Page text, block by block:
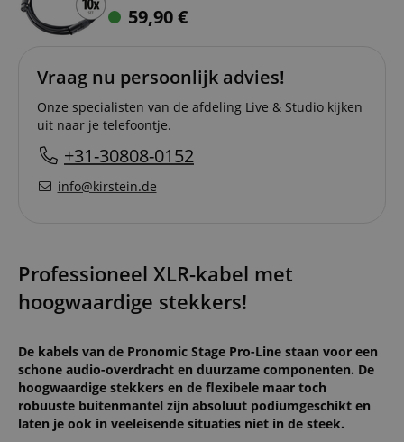
59,90€
Vraag nu persoonlijk advies!
Onze specialisten van de afdeling Live & Studio kijken
uit naar je telefoontje.
+31-30808-0152
info@kirstein.de
Professioneel XLR-kabel met
hoogwaardige stekkers!
De kabels van de Pronomic Stage Pro-Line staan voor een
schone audio-overdracht en duurzame componenten. De
hoogwaardige stekkers en de flexibele maar toch
robuuste buitenmantel zijn absoluut podiumgeschikt en
laten je ook in veeleisende situaties niet in de steek.